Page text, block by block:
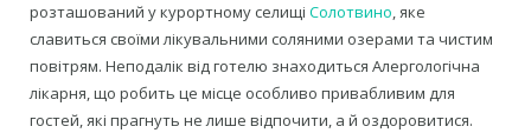
розташований у курортному селищі Солотвино, яке
славиться своїми лікувальними соляними озерами та чистим
повітрям. Неподалік від готелю знаходиться Алергологічна
лікарня, що робить це місце особливо привабливим для
гостей, які прагнуть не лише відпочити, а й оздоровитися.